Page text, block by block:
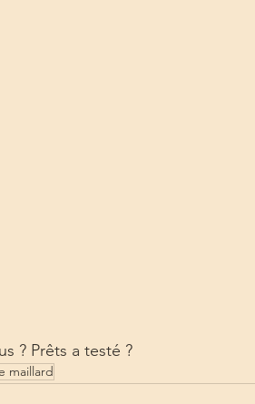
? Prêts a testé ?
maillard